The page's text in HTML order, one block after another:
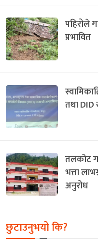
पहिरोले
प्रभावित
तथा DID
तलकोट
भत्ता
अनुरोध
छुटाउनुभयो कि?